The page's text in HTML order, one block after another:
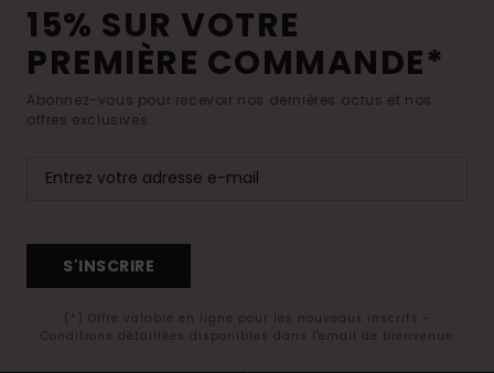
15% SUR VOTRE
PREMIÈRE COMMANDE*
Abonnez-vous pour recevoir nos dernières actus et nos
offres exclusives.
S'INSCRIRE
(*) Offre valable en ligne pour les nouveaux inscrits -
Conditions détaillées disponibles dans l'email de bienvenue